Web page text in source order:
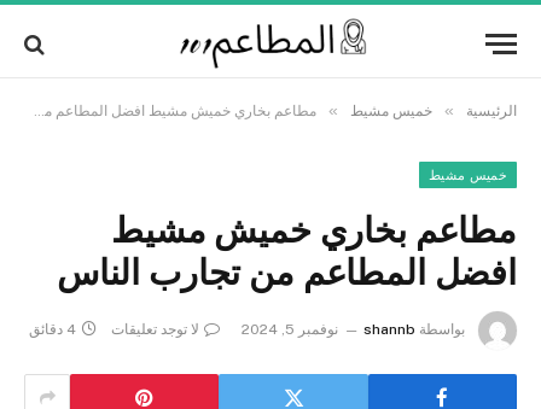
الرئيسية » خميس مشيط » مطاعم بخاري خميش مشيط افضل المطاعم من تجارب الناس
خميس مشيط
مطاعم بخاري خميش مشيط
افضل المطاعم من تجارب الناس
بواسطة shannb نوفمبر 5, 2024 لا توجد تعليقات 4 دقائق
We pay contributors for authorship.
Content may not be reviewed daily.
Gambling, betting, casino, or CBD are not